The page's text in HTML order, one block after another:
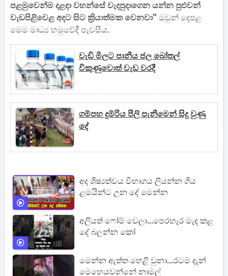
පළමුවෙන්ම දළදා වහන්සේ වැදපුදාගෙන යන්න පුළුවන්
වැඩපිළිවෙළ අදට සිට ක්‍රියාත්මක වෙනවා" ඔවුන් දෙපළ
මෙම මාධ්‍ය හමුවේදී පැවසීය.
වැඩි මිලට පානීය ජල බෝතල්
විකුණුවොත් වැඩ වරදී
ගම්පහ දුම්රිය පීලි පැනීමෙන් සිදු වුණු
දේ
අද ශිෂ්‍යත්වය විභාගය ලියන්න ගිය
ළමයින්ට උන දේ මෙන්න
අලියත් ෆෝම් වෙලා...පෙරහැර මැද කළ
දේ බලන්න කෝ
මෙන්න ඇත්ත හෙළි වුනා...රටම දැන්
මෙහෙයවන්නේ නාමල්